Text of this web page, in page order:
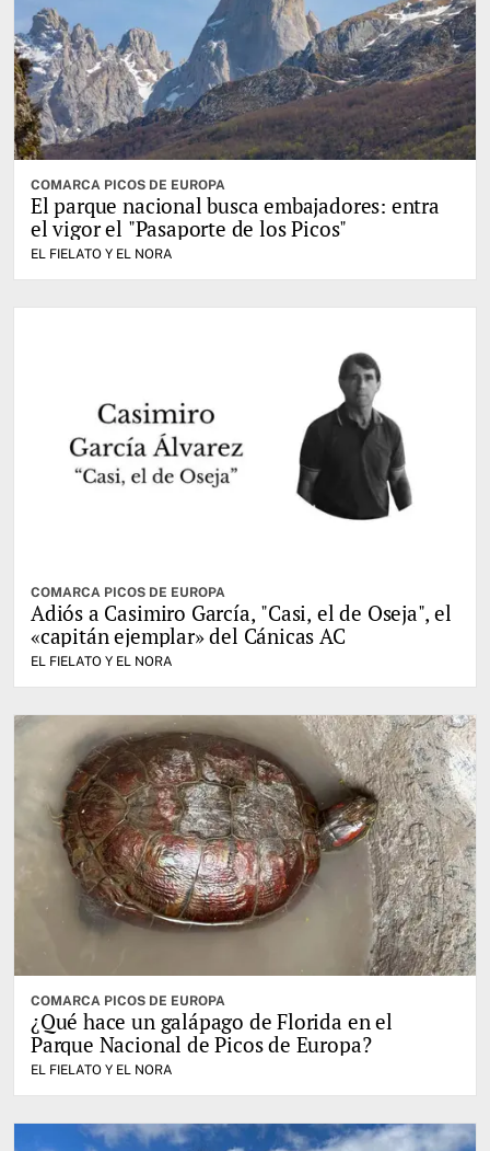
COMARCA PICOS DE EUROPA
El parque nacional busca embajadores: entra
el vigor el "Pasaporte de los Picos"
EL FIELATO Y EL NORA
COMARCA PICOS DE EUROPA
Adiós a Casimiro García, "Casi, el de Oseja", el
«capitán ejemplar» del Cánicas AC
EL FIELATO Y EL NORA
COMARCA PICOS DE EUROPA
¿Qué hace un galápago de Florida en el
Parque Nacional de Picos de Europa?
EL FIELATO Y EL NORA